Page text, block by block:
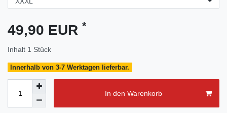
49,90 EUR *
Inhalt 1 Stück
Innerhalb von 3-7 Werktagen lieferbar.
In den Warenkorb